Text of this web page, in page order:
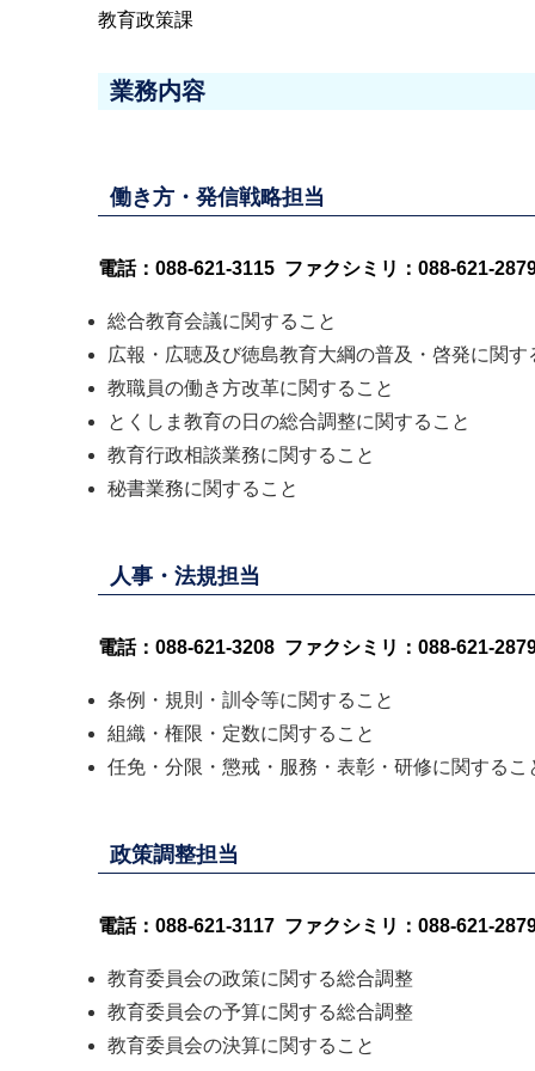
教育政策課
業務内容
働き方・発信戦略担当
電話：088-621-3115 ファクシミリ：088-621-
総合教育会議に関すること
広報・広聴及び徳島教育大綱の普及・啓発に関す
教職員の働き方改革に関すること
とくしま教育の日の総合調整に関すること
教育行政相談業務に関すること
秘書業務に関すること
人事・法規担当
電話：088-621-3208 ファクシミリ：088-621-
条例・規則・訓令等に関すること
組織・権限・定数に関すること
任免・分限・懲戒・服務・表彰・研修に関するこ
政策調整担当
電話：088-621-3117 ファクシミリ：088-621-
教育委員会の政策に関する総合調整
教育委員会の予算に関する総合調整
教育委員会の決算に関すること